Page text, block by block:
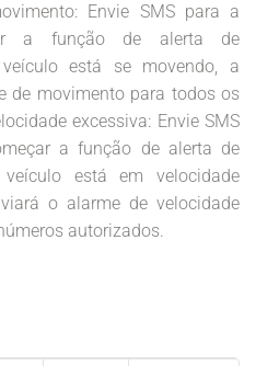
Envie SMS para a
a função de alerta de
está se movendo, a
de movimento para todos os
excessiva: Envie SMS
a função de alerta de
está em velocidade
o alarme de velocidade
autorizados.